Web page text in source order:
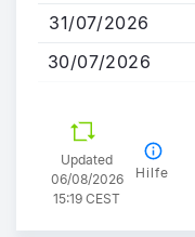
31/07/2026
30/07/2026
Updated
06/08/2026
15:19 CEST
Hilfe